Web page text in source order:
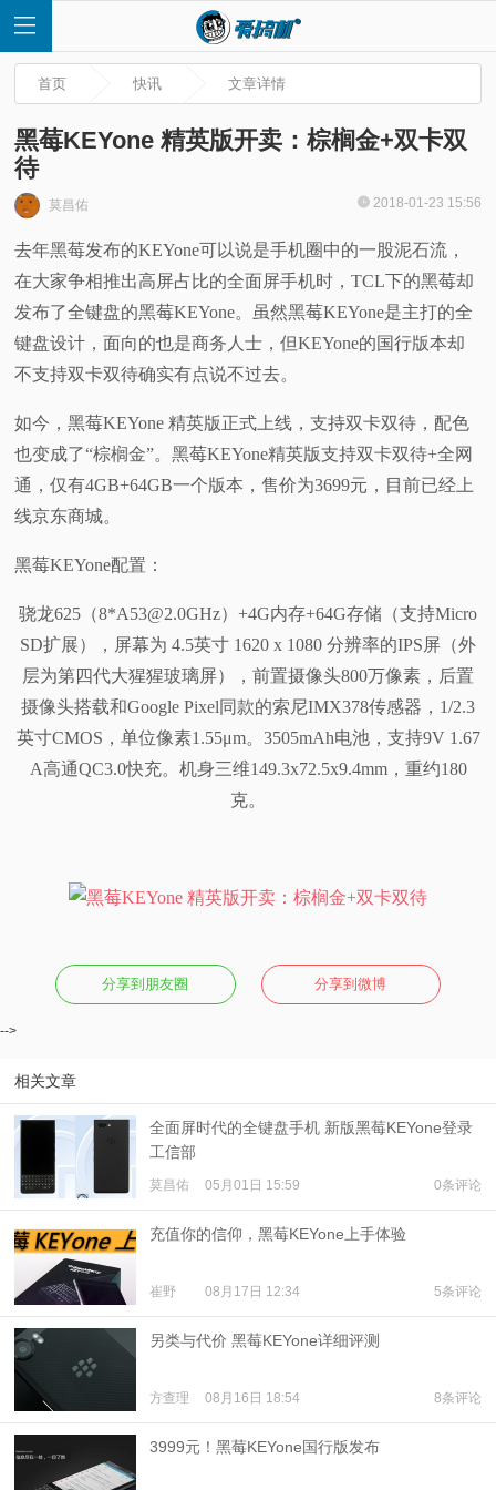
首
页
快
讯
评
测
科
普
首页 快讯 文章详情
黑莓KEYone 精英版开卖：棕榈金+双卡双
待
莫昌佑 2018-01-23 15:56
去年黑莓发布的KEYone可以说是手机圈中的一股泥石流，
在大家争相推出高屏占比的全面屏手机时，TCL下的黑莓却
发布了全键盘的黑莓KEYone。虽然黑莓KEYone是主打的全
键盘设计，面向的也是商务人士，但KEYone的国行版本却
不支持双卡双待确实有点说不过去。
如今，黑莓KEYone 精英版正式上线，支持双卡双待，配色
也变成了“棕榈金”。黑莓KEYone精英版支持双卡双待+全网
通，仅有4GB+64GB一个版本，售价为3699元，目前已经上
线京东商城。
黑莓KEYone配置：
骁龙625（8*A53@2.0GHz）+4G内存+64G存储（支持Micro
SD扩展），屏幕为 4.5英寸 1620 x 1080 分辨率的IPS屏（外
层为第四代大猩猩玻璃屏），前置摄像头800万像素，后置
摄像头搭载和Google Pixel同款的索尼IMX378传感器，1/2.3
英寸CMOS，单位像素1.55μm。3505mAh电池，支持9V 1.67
A高通QC3.0快充。机身三维149.3x72.5x9.4mm，重约180
克。
分享到朋友圈 分享到微博
-->
相关文章
全面屏时代的全键盘手机 新版黑莓KEYone登录
工信部
莫昌佑 05月01日 15:59 0条评论
充值你的信仰，黑莓KEYone上手体验
崔野 08月17日 12:34 5条评论
另类与代价 黑莓KEYone详细评测
方查理 08月16日 18:54 8条评论
3999元！黑莓KEYone国行版发布